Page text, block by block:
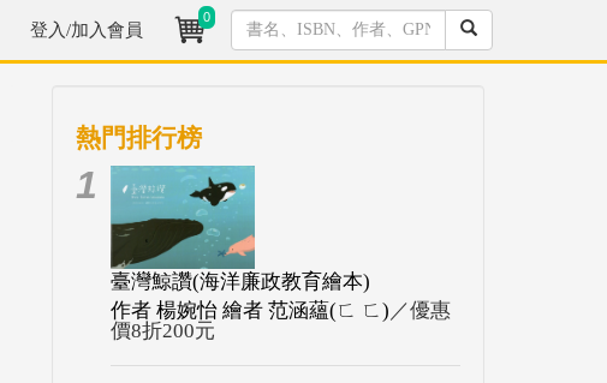
登入/加入會員
0
熱門排行榜
1
臺灣鯨讚(海洋廉政教育繪本)
作者 楊婉怡 繪者 范涵蘊(ㄈ ㄈ) ／優惠
價8折200元